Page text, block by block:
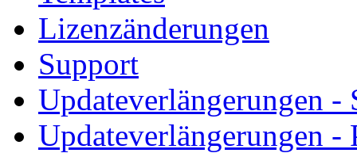
Lizenzänderungen
Support
Updateverlängerungen -
Updateverlängerungen -